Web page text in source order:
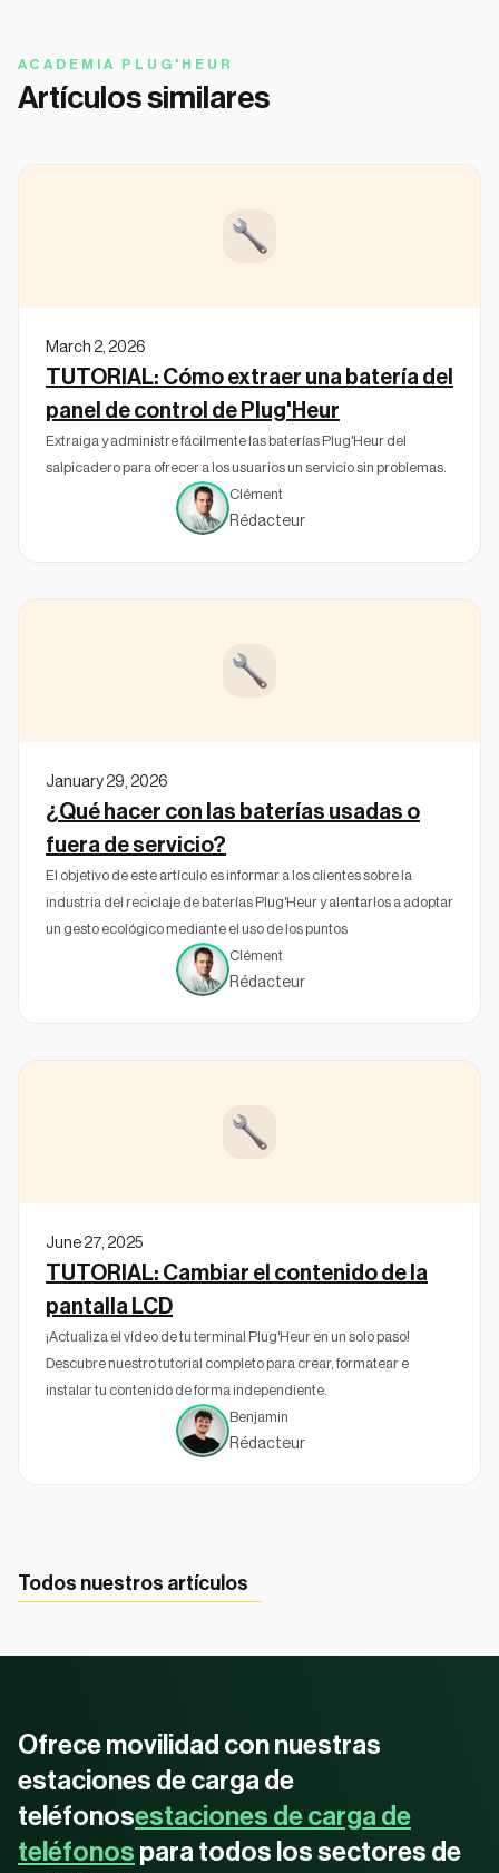
ACADEMIA PLUG'HEUR
Artículos similares
March 2, 2026
TUTORIAL: Cómo extraer una batería del
panel de control de Plug'Heur
Extraiga y administre fácilmente las baterías Plug'Heur del
salpicadero para ofrecer a los usuarios un servicio sin problemas.
Clément
Rédacteur
January 29, 2026
¿Qué hacer con las baterías usadas o
fuera de servicio?
El objetivo de este artículo es informar a los clientes sobre la
industria del reciclaje de baterías Plug'Heur y alentarlos a adoptar
un gesto ecológico mediante el uso de los puntos
Clément
Rédacteur
June 27, 2025
TUTORIAL: Cambiar el contenido de la
pantalla LCD
¡Actualiza el vídeo de tu terminal Plug'Heur en un solo paso!
Descubre nuestro tutorial completo para crear, formatear e
instalar tu contenido de forma independiente.
Benjamin
Rédacteur
Todos nuestros artículos
Ofrece movilidad con nuestras
estaciones de carga de
teléfonosestaciones de carga de
teléfonos para todos los sectores de